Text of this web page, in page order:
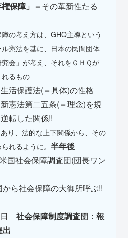
権保障」 ＝その革新性たる
の考え方は、GHQ主導という
憲法を基に、日本の民間団体
会」が考え、それをＧＨＱが
るもの
活保護法(＝具体)の性格
憲法第二五条(＝理念)を規
転した関係!!
り、法的な上下関係から、その
れるように。 半年後
国社会保障調査団(団長ワン
から社会保障の大御所呼ぶ!!
日 社会保障制度調査団：報
出